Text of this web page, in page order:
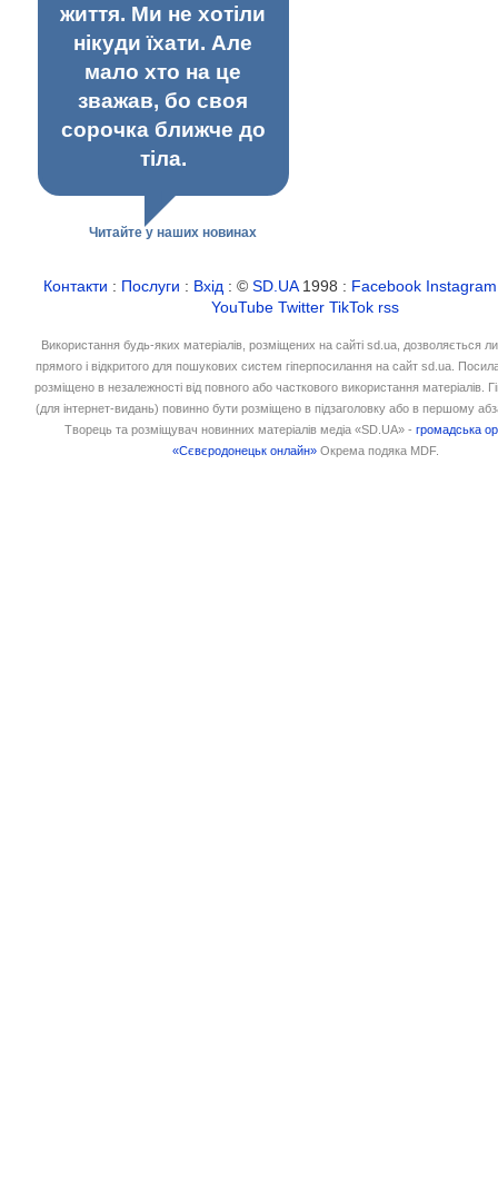
життя. Ми не хотіли
нікуди їхати. Але
мало хто на це
зважав, бо своя
сорочка ближче до
тіла.
Читайте у наших новинах
Контакти : Послуги : Вхід : ©SD.UA1998 : Facebook Instagram
YouTube Twitter TikTok rss
Використання будь-яких матеріалів, розміщених на сайті sd.ua, дозволяється
прямого і відкритого для пошукових систем гіперпосилання на сайт sd.ua.
розміщено в незалежності від повного або часткового використання матеріалів.
(для інтернет-видань) повинно бути розміщено в підзаголовку або в першому
Творець та розміщувач новинних матеріалів медіа «SD.UA» -громадська
«Сєвєродонецьк онлайн» Окрема подяка MDF.